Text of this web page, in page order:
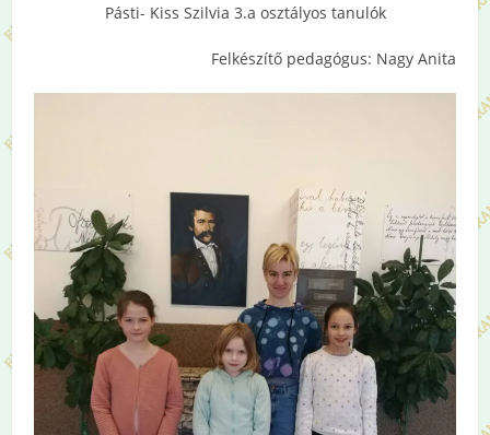
Pásti- Kiss Szilvia 3.a osztályos tanulók
Felkészítő pedagógus: Nagy Anita